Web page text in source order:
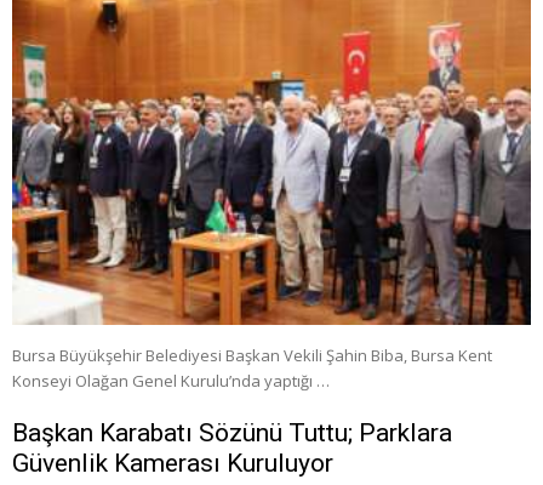
Bursa Büyükşehir Belediyesi Başkan Vekili Şahin Biba, Bursa Kent
Konseyi Olağan Genel Kurulu’nda yaptığı …
Başkan Karabatı Sözünü Tuttu; Parklara
Güvenlik Kamerası Kuruluyor